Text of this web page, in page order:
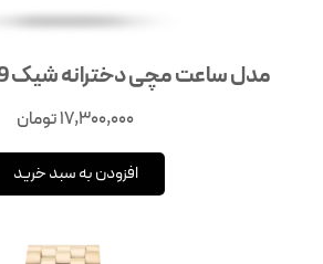
مدل ساعت مچی دخترانه شیک Laxmi 8145-9
17,300,000تومان
افزودن به سبد خرید